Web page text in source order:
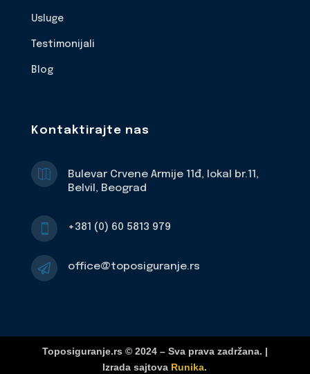
Usluge
Testimonijali
Blog
Kontaktirajte nas
Bulevar Crvene Armije 11đ, lokal br.11,
Belvil, Beograd
+381 (0) 60 5813 979
 office@toposiguranje.rs
Toposiguranje.rs © 2024 – Sva prava zadržana. |
Izrada sajtova Runika.